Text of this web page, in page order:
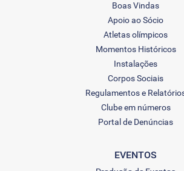
Boas Vindas
Apoio ao Sócio
Atletas olímpicos
Momentos Históricos
Instalações
Corpos Sociais
Regulamentos e
Clube em números
Portal de Denúncias
EVENTOS